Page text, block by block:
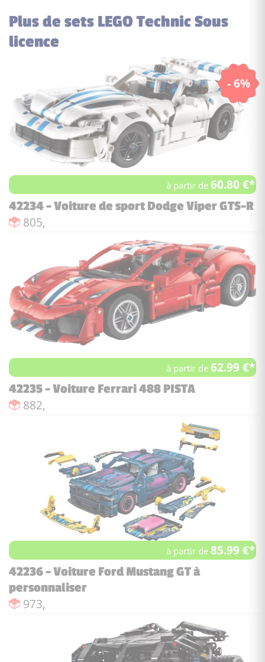
Plus de sets LEGO Technic Sous
licence
- 6%
à partir de60.80 €*
42234 - Voiture de sport Dodge Viper GTS-R
Nombre de pièces :
805,
à partir de62.99 €*
42235 - Voiture Ferrari 488 PISTA
Nombre de pièces :
882,
à partir de85.99 €*
42236 - Voiture Ford Mustang GT à
personnaliser
Nombre de pièces :
973,